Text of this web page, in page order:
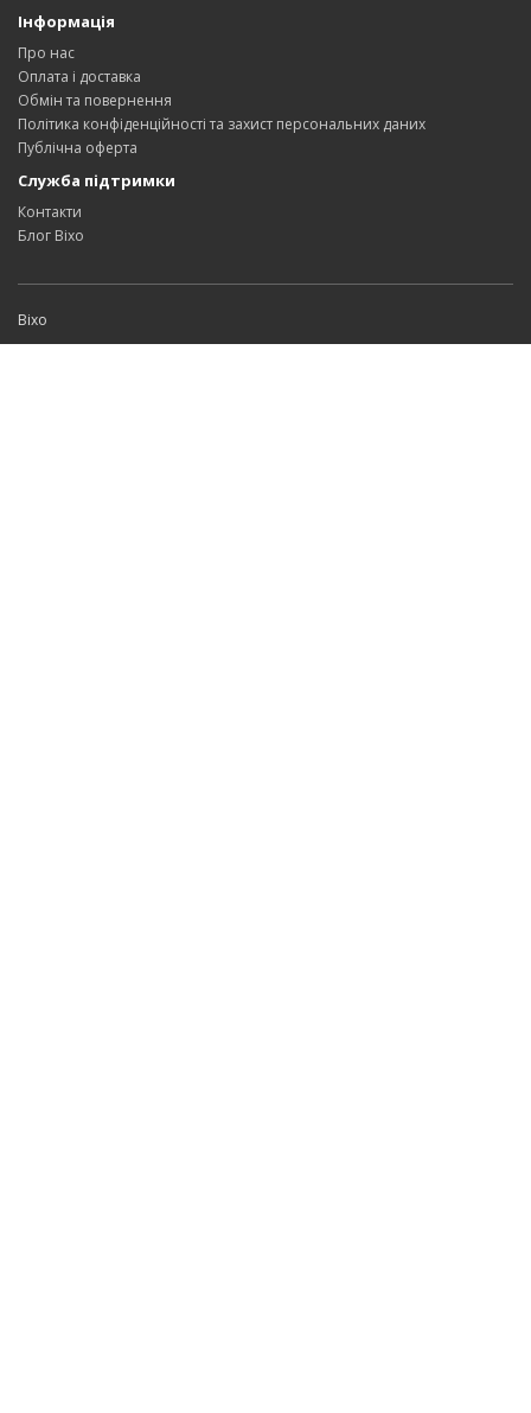
Інформація
Про нас
Оплата і доставка
Обмін та повернення
Політика конфіденційності та захист персональних даних
Публічна оферта
Служба підтримки
Контакти
Блог Bixo
Bixo